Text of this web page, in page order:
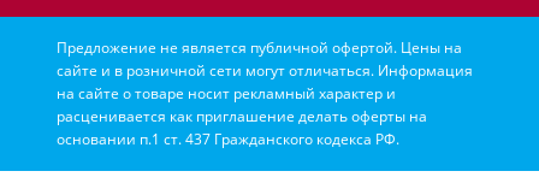
Предложение не является публичной офертой. Цены на
сайте и в розничной сети могут отличаться. Информация
на сайте о товаре носит рекламный характер и
расценивается как приглашение делать оферты на
основании п.1 ст. 437 Гражданского кодекса РФ.